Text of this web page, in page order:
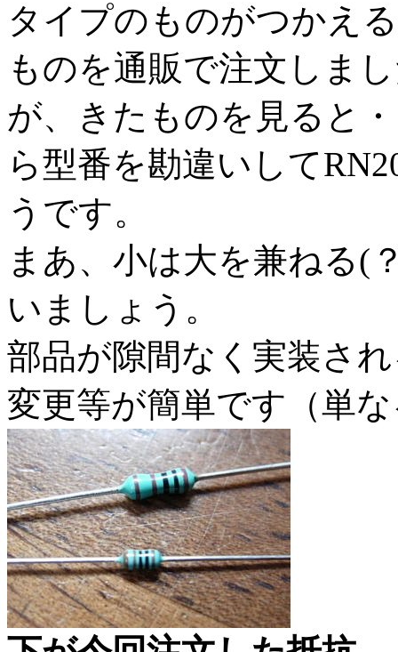
タイプのものがつかえ
ものを通販で注文しま
が、きたものを見ると
ら型番を勘違いして
うです。
まあ、小は大を兼ねる(
いましょう。
部品が隙間なく実装さ
変更等が簡単です（単